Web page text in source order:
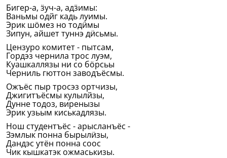
Бигер-а, ӟуч-а, адӟимы:
Ваньмы одйг кадь луимы.
Эрик шӧмез но тодӥмы
Зипун, айшет туннэ дӥсьмы.
Цензуро комитет - пытсам,
Гордэз чернила трос луэм,
Куашкаллязы ни со бӧрсьы
Черниль гюттон заводъёсмы.
Ожъёс пыр тросэз ортчизы,
Джигитъёсмы кулылйзы,
Дунне тодоз, виренызы
Эрик узьым киськадлязы.
Нош студентъёс - арысланъёс -
Зэмлык понна бырылӥзы,
Дандэс утён понна соос
Чик кышкатэк ожмаськизы.